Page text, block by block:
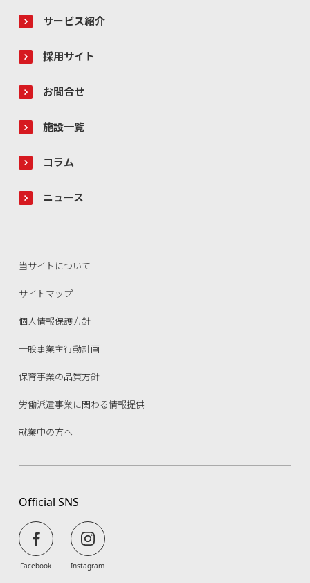
サービス紹介
採用サイト
お問合せ
施設一覧
コラム
ニュース
Official SNS
Facebook Instagram
当サイトについて
サイトマップ
個人情報保護方針
一般事業主行動計画
保育事業の品質方針
労働派遣事業に関わる情報提供
就業中の方へ